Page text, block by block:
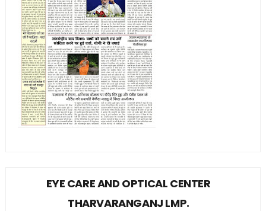
EYE CARE AND OPTICAL CENTER
THARVARANGANJ LMP.